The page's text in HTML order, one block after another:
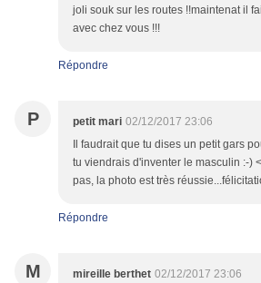
joli souk sur les routes !!maintenat il
avec chez vous !!!
Répondre
P petit mari 02/12/2017 23:06
Il faudrait que tu dises un petit gars
tu viendrais d'inventer le masculin :-)
pas, la photo est très
Répondre
M mireille berthet 02/12/2017 23:06